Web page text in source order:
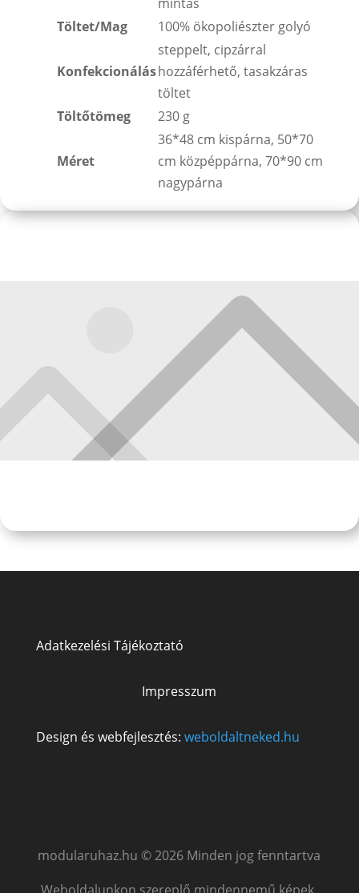
Töltet/Mag
100% ökopoliészter golyó
Konfekcionálás
steppelt, cipzárral
hozzáférhető, tasakzáras
töltet
Töltőtömeg
230 g
Méret
36*48 cm kispárna, 50*70
cm közpéppárna, 70*90 cm
nagypárna
Adatkezelési Tájékoztató
Impresszum
Design és webfejlesztés: weboldaltneked.hu
modularuhaz.hu © 2026 Minden jog fenntartva